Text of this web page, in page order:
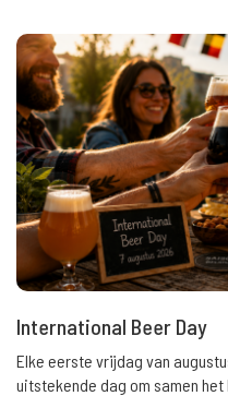
International Beer Day
Elke eerste vrijdag van
uitstekende dag om samen